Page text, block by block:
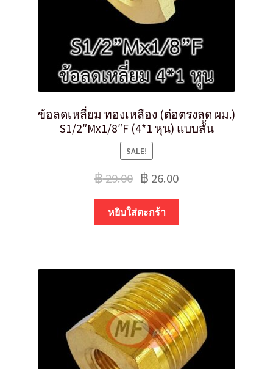
ข้อลดเหลี่ยม ทองเหลือง (ต่อตรงลด ผม.)
S1/2″Mx1/8″F (4*1 หุน) แบบสั้น
SALE!
฿29.00 ฿ 26.00
หยิบใส่ตะกร้า